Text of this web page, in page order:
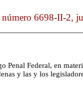
6698-II-2,
Penal Federal, en
y las y los